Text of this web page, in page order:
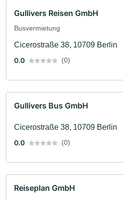
Gullivers Reisen GmbH
Busvermietung
Cicerostraße 38, 10709 Berlin
0.0
(0)
Gullivers Bus GmbH
Cicerostraße 38, 10709 Berlin
0.0
(0)
Reiseplan GmbH